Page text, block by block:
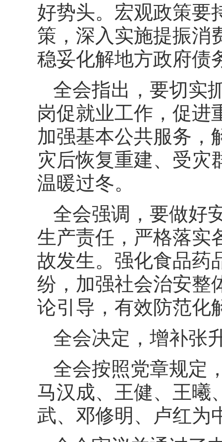
好势头。宏观政策要
策，深入实施提振消
稳妥化解地方政府债
全会指出，要切实
岗促就业工作，促进
加强基本公共服务，
灾后恢复重建、受灾
温暖过冬。
全会强调，要做好
生产责任，严格落实
故发生。强化食品药
纷，加强社会治安整
论引导，有效防范化
全会决定，增补张
全会按照党章规定
马汉成、王健、王曦
武、邓修明、卢红为